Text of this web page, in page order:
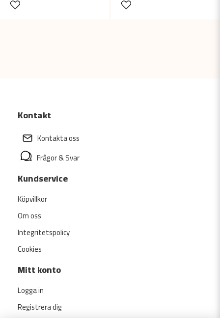
Kontakt
Kontakta oss
Frågor & Svar
Kundservice
Köpvillkor
Om oss
Integritetspolicy
Cookies
Mitt konto
Logga in
Registrera dig